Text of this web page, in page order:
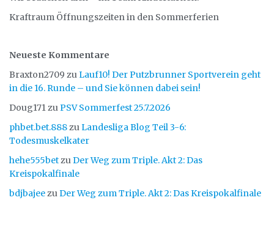
Kraftraum Öffnungszeiten in den Sommerferien
Neueste Kommentare
Braxton2709 zuLauf10! Der Putzbrunner Sportverein geht
in die 16. Runde – und Sie können dabei sein!
Doug171zuPSV Sommerfest 25.7.2026
phbet.bet.888zuLandesliga Blog Teil 3-6:
Todesmuskelkater
hehe555betzuDer Weg zum Triple. Akt 2: Das
Kreispokalfinale
bdjbajeezuDer Weg zum Triple. Akt 2: Das Kreispokalfinale